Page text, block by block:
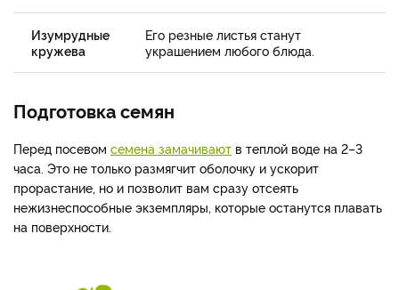
Изумрудные
кружева
Его резные листья станут
украшением любого блюда.
Подготовка семян
Перед посевом семена замачивают в теплой воде на 2–3
часа. Это не только размягчит оболочку и ускорит
прорастание, но и позволит вам сразу отсеять
нежизнеспособные экземпляры, которые останутся плавать
на поверхности.